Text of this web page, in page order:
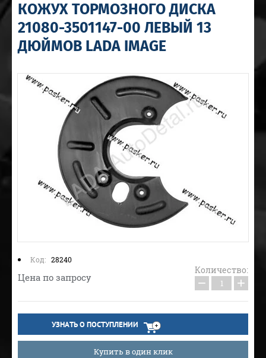
КОЖУХ ТОРМОЗНОГО ДИСКА
21080-3501147-00 ЛЕВЫЙ 13
ДЮЙМОВ LADA IMAGE
Код: 28240
Цена по запросу
Количество:
− +
УЗНАТЬ О ПОСТУПЛЕНИИ
Купить в один клик